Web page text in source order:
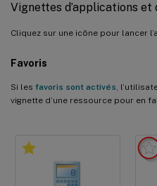
Vignettes d’applications et
Cliquez sur une icône pour lancer
Favoris
Si les favoris sont activés,
vignette d’une ressource pour en